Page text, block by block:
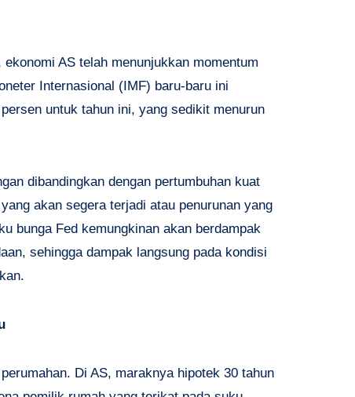
AS telah menunjukkan momentum
Internasional (IMF) baru-baru ini
untuk tahun ini, yang sedikit menurun
dibandingkan dengan pertumbuhan kuat
akan segera terjadi atau penurunan yang
bunga Fed kemungkinan akan berdampak
sehingga dampak langsung pada kondisi
Di AS, maraknya hipotek 30 tahun